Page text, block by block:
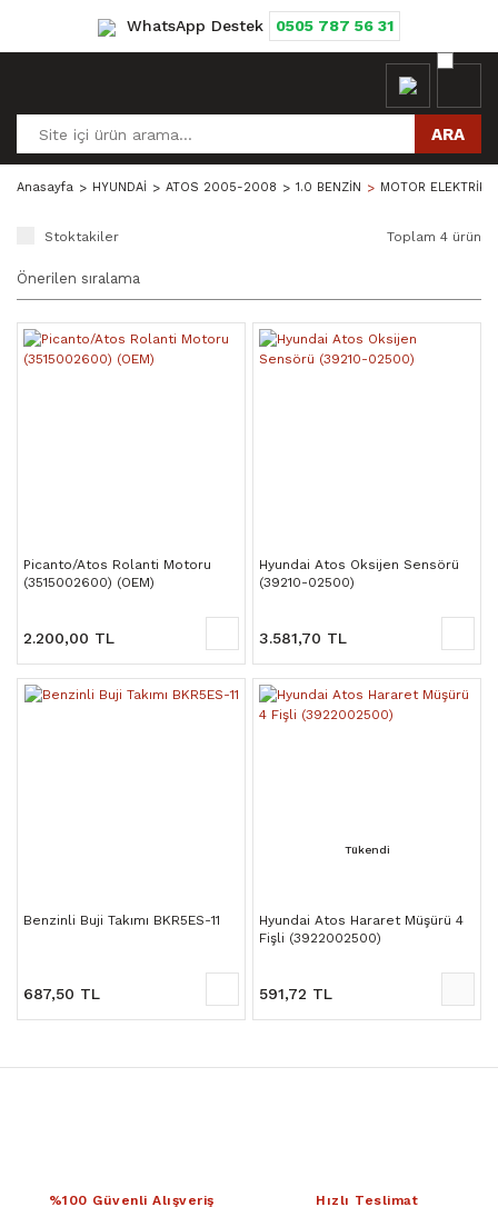
WhatsApp Destek 0505 787 56 31
ARA
Anasayfa HYUNDAİ ATOS 2005-2008 1.0 BENZİN MOTOR ELEKTRİK-
Stoktakiler Toplam 4 ürün
Picanto/Atos Rolanti Motoru
(3515002600) (OEM)
2.200,00 TL
Hyundai Atos Oksijen Sensörü
(39210-02500)
3.581,70 TL
Benzinli Buji Takımı BKR5ES-11
687,50 TL
Tükendi
Hyundai Atos Hararet Müşürü 4
Fişli (3922002500)
591,72 TL
%100 Güvenli Alışveriş Hızlı Teslimat